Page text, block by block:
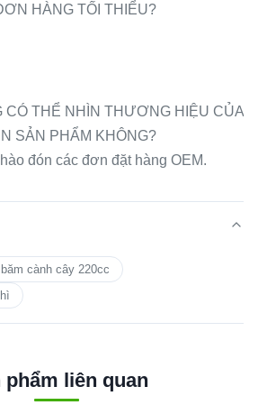
HÀNG TỐI THIỂU?
CÓ THỂ NHÌN THƯƠNG HIỆU CỦA
SẢN PHẨM KHÔNG?
đón các đơn đặt hàng OEM.
cành cây 220cc
phẩm liên quan